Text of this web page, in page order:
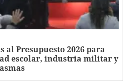
al Presupuesto 2026 para
escolar, industria militar y